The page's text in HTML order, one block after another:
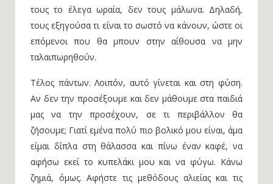
τους το έλεγα ωραία, δεν τους μάλωνα. Δηλαδή,
τους εξηγούσα τι είναι το σωστό να κάνουν, ώστε οι
επόμενοι που θα μπουν στην αίθουσα να μην
ταλαιπωρηθούν.
Τέλος πάντων. Λοιπόν, αυτό γίνεται και στη φύση.
Αν δεν την προσέξουμε και δεν μάθουμε στα παιδιά
μας να την προσέχουν, σε τι περιβάλλον θα
ζήσουμε; Γιατί εμένα πολύ πιο βολικό μου είναι, άμα
είμαι δίπλα στη θάλασσα και πίνω έναν καφέ, να
αφήσω εκεί το κυπελάκι μου και να φύγω. Κάνω
ζημιά, όμως. Αφήστε τις μεθόδους αλιείας και τις